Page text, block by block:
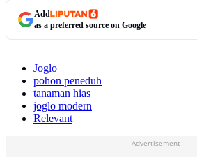
Add
as a preferred source on Google
Joglo
pohon peneduh
tanaman hias
joglo modern
Relevant
Advertisement